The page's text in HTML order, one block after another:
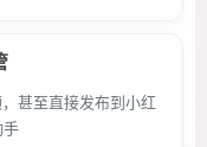
甚至直接发布到小红
手